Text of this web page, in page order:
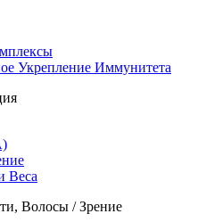
Укрепление Иммунитета
Веса
Волосы / Зрение